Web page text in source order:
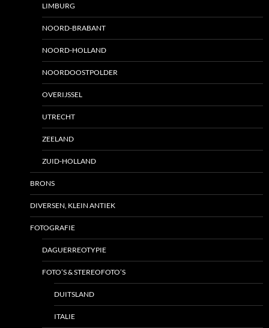
LIMBURG
NOORD-BRABANT
NOORD-HOLLAND
NOORDOOSTPOLDER
OVERIJSSEL
UTRECHT
ZEELAND
ZUID-HOLLAND
BRONS
DIVERSEN, KLEIN ANTIEK
FOTOGRAFIE
DAGUERREOTYPIE
FOTO’S & STEREOFOTO’S
DUITSLAND
ITALIE